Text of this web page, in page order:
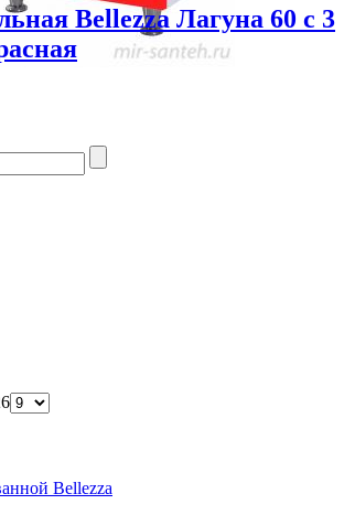
Bellezza Лагуна 60 с 3
Bellezza